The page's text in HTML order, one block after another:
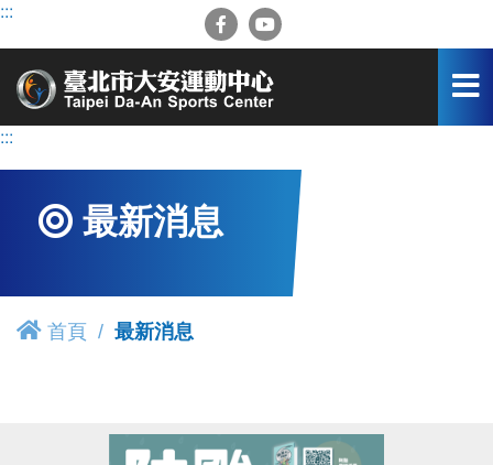
跳
容
:::
:::
最新消息
首頁 最新消息